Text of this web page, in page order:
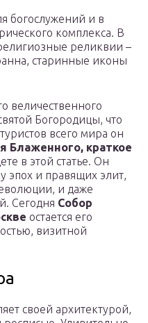
богослужений и в
комплекса. В
реликвии –
старинные иконы
величественного
Богородицы, что
всего мира он
Блаженного, краткое
в этой статье. Он
эпох и правящих элит,
и даже
Сегодня Собор
остается его
визитной
своей архитектурой,